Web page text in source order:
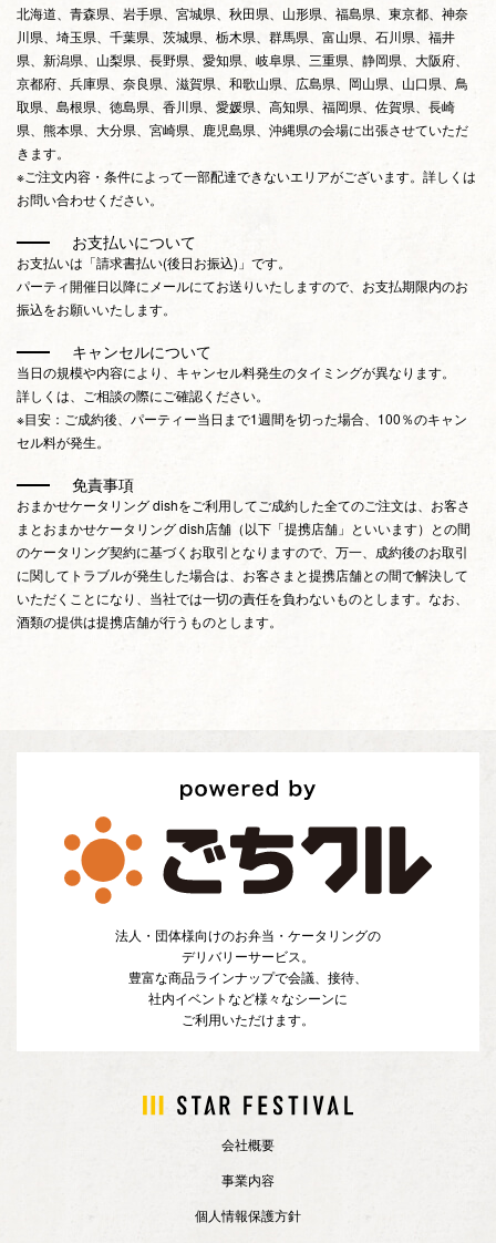
北海道、青森県、岩手県、宮城県、秋田県、山形県、福島県、東京都、神奈
川県、埼玉県、千葉県、茨城県、栃木県、群馬県、富山県、石川県、福井
県、新潟県、山梨県、長野県、愛知県、岐阜県、三重県、静岡県、大阪府、
京都府、兵庫県、奈良県、滋賀県、和歌山県、広島県、岡山県、山口県、鳥
取県、島根県、徳島県、香川県、愛媛県、高知県、福岡県、佐賀県、長崎
県、熊本県、大分県、宮崎県、鹿児島県、沖縄県の会場に出張させていただ
きます。
※ご注文内容・条件によって一部配達できないエリアがございます。詳しくは
お問い合わせください。
お支払いについて
お支払いは「請求書払い(後日お振込)」です。
パーティ開催日以降にメールにてお送りいたしますので、お支払期限内のお
振込をお願いいたします。
キャンセルについて
当日の規模や内容により、キャンセル料発生のタイミングが異なります。
詳しくは、ご相談の際にご確認ください。
※目安：ご成約後、パーティー当日まで1週間を切った場合、100％のキャン
セル料が発生。
免責事項
おまかせケータリング dishをご利用してご成約した全てのご注文は、お客さ
まとおまかせケータリング dish店舗（以下「提携店舗」といいます）との間
のケータリング契約に基づくお取引となりますので、万一、成約後のお取引
に関してトラブルが発生した場合は、お客さまと提携店舗との間で解決して
いただくことになり、当社では一切の責任を負わないものとします。なお、
酒類の提供は提携店舗が行うものとします。
法人・団体様向けのお弁当・ケータリングの
デリバリーサービス。
豊富な商品ラインナップで会議、接待、
社内イベントなど様々なシーンに
ご利用いただけます。
会社概要
事業内容
個人情報保護方針